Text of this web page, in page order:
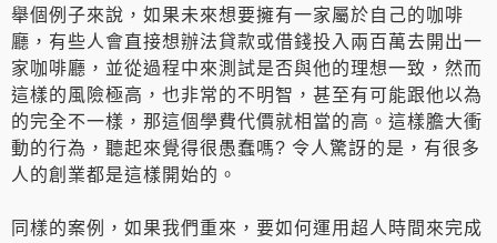
舉個例子來說，如果未來想要擁有一家屬於自己的咖啡
廳，有些人會直接想辦法貸款或借錢投入兩百萬去開出一
家咖啡廳，並從過程中來測試是否與他的理想一致，然而
這樣的風險極高，也非常的不明智，甚至有可能跟他以為
的完全不一樣，那這個學費代價就相當的高。這樣膽大衝
動的行為，聽起來覺得很愚蠢嗎? 令人驚訝的是，有很多
人的創業都是這樣開始的。
同樣的案例，如果我們重來，要如何運用超人時間來完成